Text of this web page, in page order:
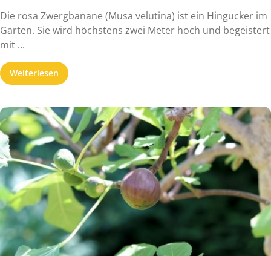
Die rosa Zwergbanane (Musa velutina) ist ein Hingucker im
Garten. Sie wird höchstens zwei Meter hoch und begeistert
mit ...
Weiterlesen